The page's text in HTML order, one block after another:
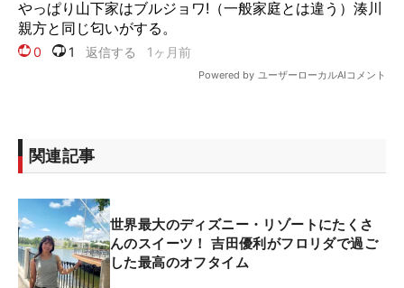
関連記事
世界最大のディズニー・リゾートにたくさ
んのスイーツ！ 吉田優利がフロリダで過ご
した最高のオフタイム